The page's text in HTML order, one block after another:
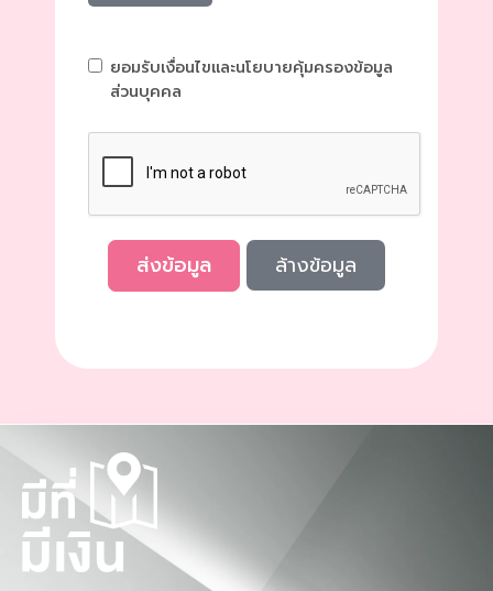
ยอมรับเงื่อนไขและนโยบายคุ้มครองข้อมูล
ส่วนบุคคล
ส่งข้อมูล ล้างข้อมูล